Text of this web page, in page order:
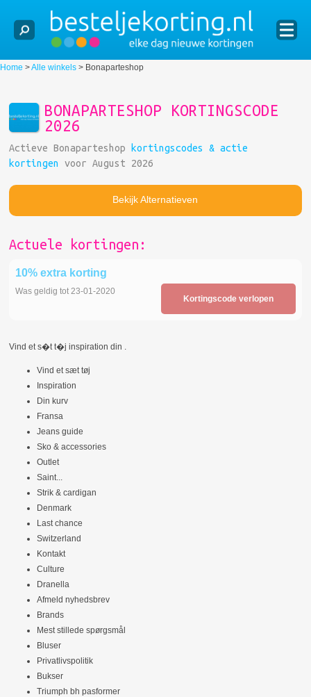
Home >Alle winkels > Bonaparteshop
BONAPARTESHOP KORTINGSCODE
2026
Actieve Bonaparteshop kortingscodes & actie
kortingen
voor August 2026
Bekijk Alternatieven
Actuele kortingen:
10% extra korting
Kortingscode verlopen
Was geldig tot 23-01-2020
Vind et s�t t�j inspiration din .
Vind et sæt tøj
Inspiration
Din kurv
Fransa
Jeans guide
Sko & accessories
Outlet
Saint
Strik & cardigan
Denmark
Last chance
Switzerland
Kontakt
Culture
Dranella
Afmeld nyhedsbrev
Brands
Mest stillede spørgsmål
Bluser
Privatlivspolitik
Bukser
Triumph bh pasformer